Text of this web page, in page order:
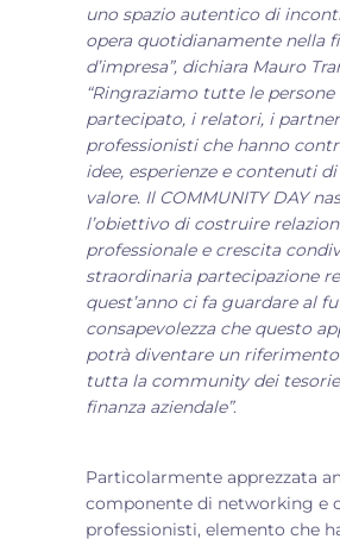
uno spazio autentico di
opera quotidianamente nella
d’impresa”, dichiara Mauro
“Ringraziamo tutte le persone
partecipato, i relatori, i
professionisti che hanno
idee, esperienze e contenuti
valore. Il COMMUNITY DAY
l’obiettivo di costruire
professionale e crescita
straordinaria partecipazione
quest’anno ci fa guardare al
consapevolezza che questo
potrà diventare un
tutta la community dei
finanza aziendale”.
Particolarmente apprezzata
componente di networking e
professionisti, elemento che